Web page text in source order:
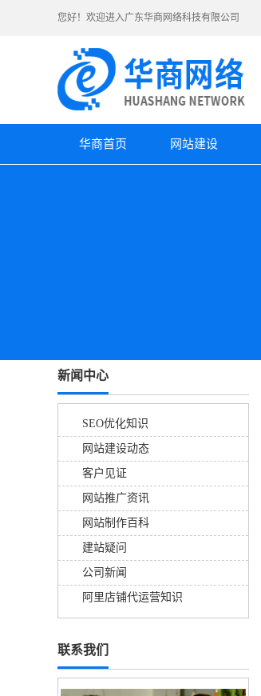
您好！欢迎进入广东华商网络科技有限公司
华商首页 网站建设
新闻中心
SEO优化知识
网站建设动态
客户见证
网站推广资讯
网站制作百科
建站疑问
公司新闻
阿里店铺代运营知识
联系我们